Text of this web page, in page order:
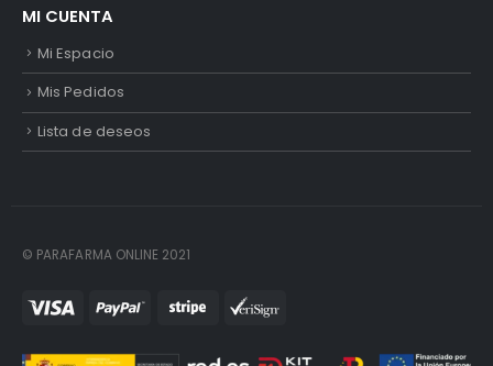
MI CUENTA
Mi Espacio
Mis Pedidos
Lista de deseos
© PARAFARMA ONLINE 2021